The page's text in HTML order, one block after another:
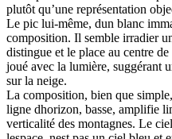
plutôt qu’une représentation
Le pic lui-même, dun blanc
composition. Il semble irradier
distingue et le place au centre
joué avec la lumière, suggérant
sur la neige.
La composition, bien que
ligne dhorizon, basse, amplifie
verticalité des montagnes. Le